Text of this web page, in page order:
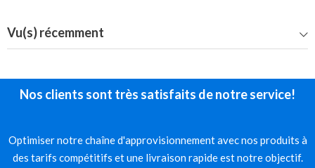
Vu(s) récemment
Nos clients sont très satisfaits de notre service!
Optimiser notre chaîne d'approvisionnement avec nos produits à
des tarifs compétitifs et une livraison rapide est notre objectif.